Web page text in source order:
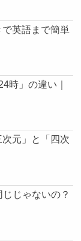
で英語まで簡単
時」の違い｜
次元」と「四次
じゃないの？